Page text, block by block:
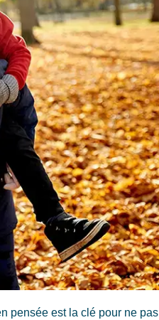
pensée est la clé pour ne